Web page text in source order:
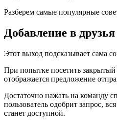
Разберем самые популярные
Добавление в друзья
Этот выход подсказывает сама
При попытке посетить закрытый
отображается предложение
Достаточно нажать на команду
пользователь одобрит запрос,
станет доступной.